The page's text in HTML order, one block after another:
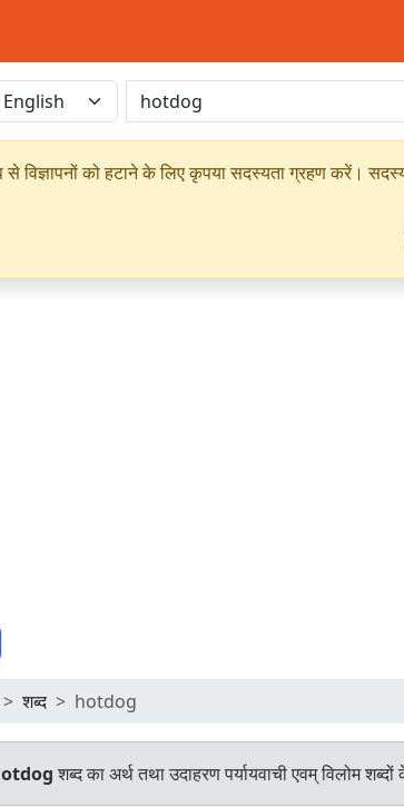
से विज्ञापनों को हटाने के लिए कृपया सदस्यता ग्रहण करें।
शब्द hotdog
शब्द का अर्थ तथा उदाहरण पर्यायवाची एवम् विलोम